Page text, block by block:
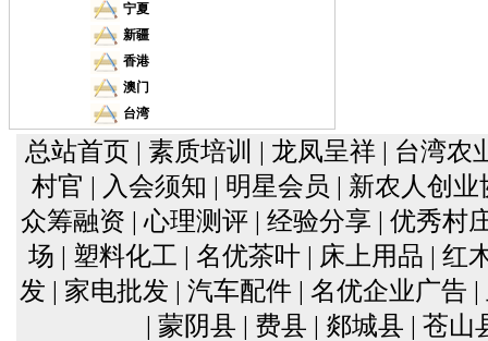
宁夏
新疆
香港
澳门
台湾
总站首页 | 素质培训 | 龙凤呈祥 | 台湾农
村官 | 入会须知 | 明星会员 | 新农人创
众筹融资 | 心理测评 | 经验分享 | 优秀村
场 | 塑料化工 | 名优茶叶 | 床上用品 | 红
发 | 家电批发 | 汽车配件 | 名优企业广告 |
| 蒙阴县 | 费县 | 郯城县 | 苍山